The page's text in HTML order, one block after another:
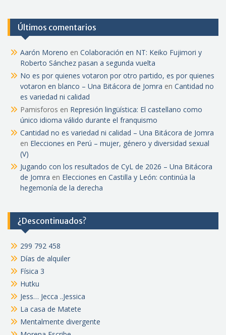
Últimos comentarios
Aarón Moreno en Colaboración en NT: Keiko Fujimori y
Roberto Sánchez pasan a segunda vuelta
No es por quienes votaron por otro partido, es por quienes
votaron en blanco – Una Bitácora de Jomra en Cantidad no
es variedad ni calidad
Pamisforos en Represión lingüística: El castellano como
único idioma válido durante el franquismo
Cantidad no es variedad ni calidad – Una Bitácora de Jomra
en Elecciones en Perú – mujer, género y diversidad sexual
(V)
Jugando con los resultados de CyL de 2026 – Una Bitácora
de Jomra en Elecciones en Castilla y León: continúa la
hegemonía de la derecha
¿Descontinuados?
299 792 458
Días de alquiler
Física 3
Hutku
Jess… Jecca ..Jessica
La casa de Matete
Mentalmente divergente